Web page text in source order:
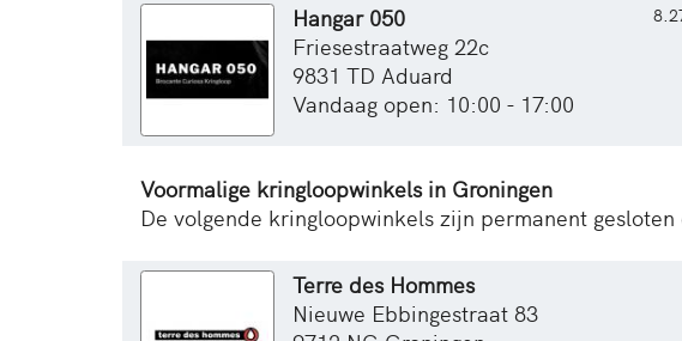
Hangar 050
Friesestraatweg 22c
9831 TD Aduard
Vandaag open: 10:00 - 17:00
Voormalige kringloopwinkels in Groningen
De volgende kringloopwinkels zijn permanent
Terre des Hommes
Nieuwe Ebbingestraat 83